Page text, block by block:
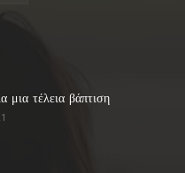
μια τέλεια βάπτιση